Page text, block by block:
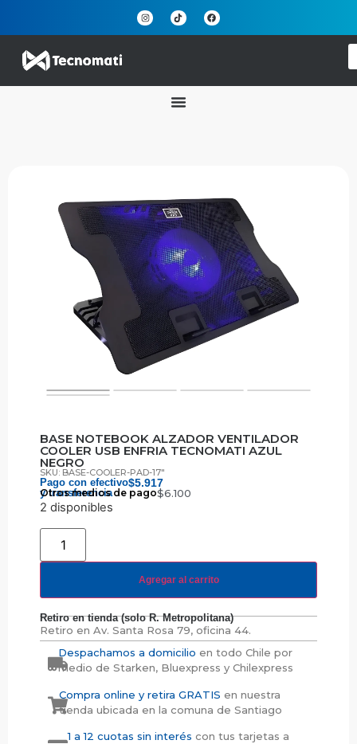
BASE NOTEBOOK ALZADOR VENTILADOR
COOLER USB ENFRIA TECNOMATI AZUL
NEGRO
SKU: BASE-COOLER-PAD-17"
Pago con efectivo
y transferencia
$5.917
Otros medios de pago$6.100
2 disponibles
Agregar al carrito
Retiro en tienda (solo R. Metropolitana)
Retiro en Av. Santa Rosa 79, oficina 44.
Despachamos a domicilio en todo Chile por
medio de Starken, Bluexpress y Chilexpress
Compra online y retira GRATIS en nuestra
tienda ubicada en la comuna de Santiago
1 a 12 cuotas sin interés con tus tarjetas a